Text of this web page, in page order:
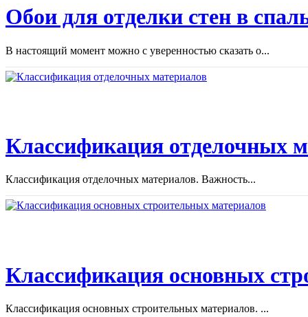
Обои для отделки стен в
В настоящий момент можно с уверенностью сказать о...
Классификация отделочных
Классификация отделочных материалов. Важность...
Классификация основных
Классификация основных строительных материалов. ...